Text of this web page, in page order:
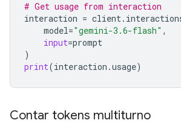
# Get usage from interaction
interaction = client.
model="gemini-3.6-flash" ,
input=prompt
)
print(interaction .usage)
Contar tokens multiturno